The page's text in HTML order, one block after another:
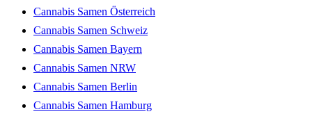
Cannabis Samen Österreich
Cannabis Samen Schweiz
Cannabis Samen Bayern
Cannabis Samen NRW
Cannabis Samen Berlin
Cannabis Samen Hamburg